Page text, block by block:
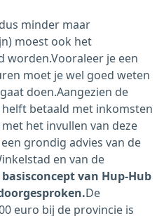
minder maar
moest ook het
je een
moet je wel goed weten
doen.Aangezien de
betaald met inkomsten
het invullen van deze
grondig advies van de
en van de
basisconcept van Hup-Hub
De
euro bij de provincie is